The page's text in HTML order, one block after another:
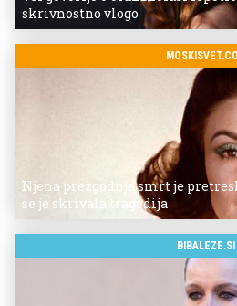
skrivnostno vlogo
Njena prezgodnja smrt je
se je skrivala tragedija
BIBALEZE.SI